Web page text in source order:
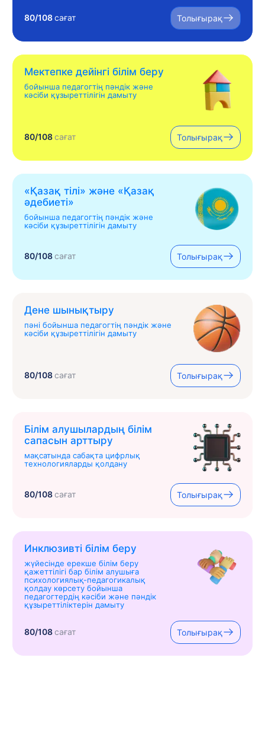
80/108сағат Толығырақ
Мектепке дейінгі білім беру
бойынша педагогтің пәндік және
кәсіби құзыреттілігін дамыту
80/108сағат Толығырақ
«Қазақ тілі» жəне «Қазақ
əдебиеті»
бойынша педагогтің пәндік және
кәсіби құзыреттілігін дамыту
80/108сағат Толығырақ
Дене шынықтыру
пәні бойынша педагогтің пәндік және
кәсіби құзыреттілігін дамыту
80/108сағат Толығырақ
Білім алушылардың білім
сапасын арттыру
мақсатында сабақта цифрлық
технологияларды қолдану
80/108сағат Толығырақ
Инклюзивті білім беру
жүйесінде ерекше білім беру
қажеттілігі бар білім алушыға
психологиялық-педагогикалық
қолдау көрсету бойынша
педагогтердің кәсіби және пәндік
құзыреттіліктерін дамыту
80/108сағат Толығырақ